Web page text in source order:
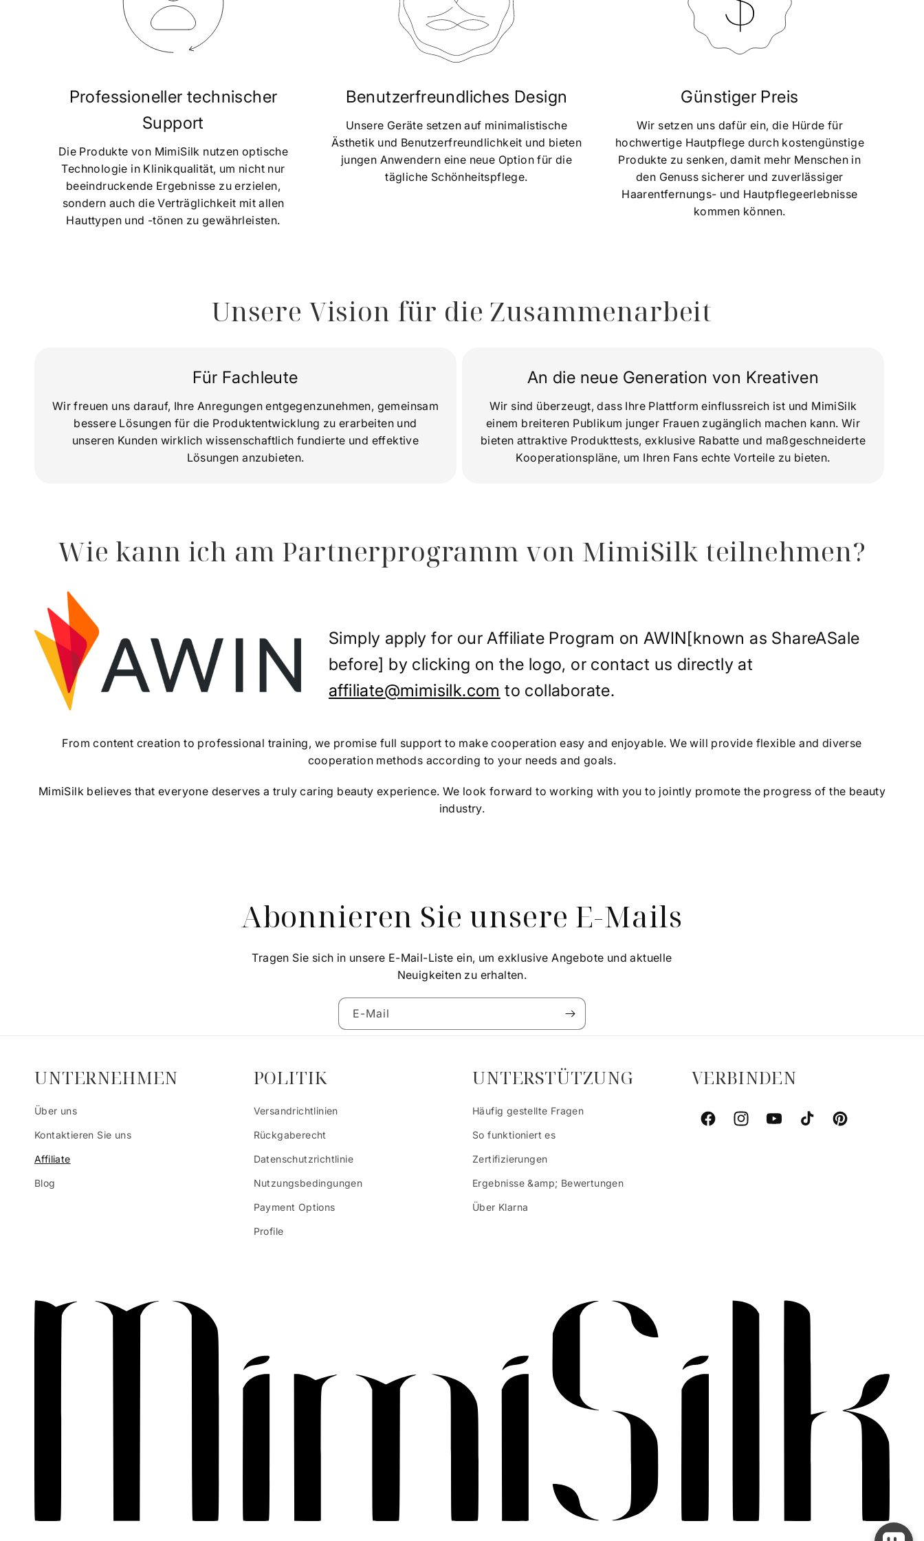
Professioneller technischer
Support
Die Produkte von MimiSilk nutzen optische
Technologie in Klinikqualität, um nicht nur
beeindruckende Ergebnisse zu erzielen,
sondern auch die Verträglichkeit mit allen
Hauttypen und -tönen zu gewährleisten.
Benutzerfreundliches Design
Unsere Geräte setzen auf minimalistische
Ästhetik und Benutzerfreundlichkeit und bieten
jungen Anwendern eine neue Option für die
tägliche Schönheitspflege.
Günstiger Preis
Wir setzen uns dafür ein, die Hürde für
hochwertige Hautpflege durch kostengünstige
Produkte zu senken, damit mehr Menschen in
den Genuss sicherer und zuverlässiger
Haarentfernungs- und Hautpflegeerlebnisse
kommen können.
Unsere Vision für die Zusammenarbeit
Für Fachleute
Wir freuen uns darauf, Ihre Anregungen entgegenzunehmen, gemeinsam
bessere Lösungen für die Produktentwicklung zu erarbeiten und
unseren Kunden wirklich wissenschaftlich fundierte und effektive
Lösungen anzubieten.
An die neue Generation von Kreativen
Wir sind überzeugt, dass Ihre Plattform einflussreich ist und MimiSilk
einem breiteren Publikum junger Frauen zugänglich machen kann. Wir
bieten attraktive Produkttests, exklusive Rabatte und maßgeschneiderte
Kooperationspläne, um Ihren Fans echte Vorteile zu bieten.
Wie kann ich am Partnerprogramm von MimiSilk teilnehmen?
Simply apply for our Affiliate Program on AWIN[known as ShareASale
before] by clicking on the logo, or contact us directly at
affiliate@mimisilk.com to collaborate.
From content creation to professional training, we promise full support to make cooperation easy and enjoyable. We will provide flexible and diverse
cooperation methods according to your needs and goals.
MimiSilk believes that everyone deserves a truly caring beauty experience. We look forward to working with you to jointly promote the progress of the beauty
industry.
Abonnieren Sie unsere E-Mails
Tragen Sie sich in unsere E-Mail-Liste ein, um exklusive Angebote und aktuelle
Neuigkeiten zu erhalten.
E-Mail
UNTERNEHMEN
Über uns
Kontaktieren Sie uns
Affiliate
Blog
POLITIK
Versandrichtlinien
Rückgaberecht
Datenschutzrichtlinie
Nutzungsbedingungen
Payment Options
Profile
UNTERSTÜTZUNG
Häufig gestellte Fragen
So funktioniert es
Zertifizierungen
Ergebnisse &amp; Bewertungen
Über Klarna
VERBINDEN
FacebookInstagramYouTubeTikTok Pinterest